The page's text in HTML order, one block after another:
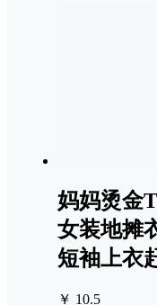
妈妈烫金
女装地摊
短袖上衣
￥ 10.5